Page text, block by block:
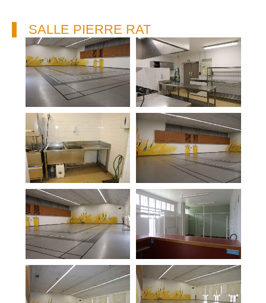
SALLE PIERRE RAT